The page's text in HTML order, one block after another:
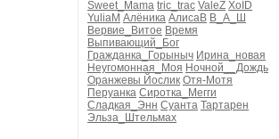
Sweet_Mama tric_trac ValeZ XoID
YuliaM Алёника АлисаВ В_А_Ш
Вервие_Витое Время
Выпивающий_Бог
Гражданка_Горыныч Ирина_новая
Неугомонная_Моя Ночной__Дождь
Оранжевы Йослик Отя-Мотя
Перуанка Сиротка_Мегги
Сладкая_Энн Суанта Тартарен
Эльза_Штельмах